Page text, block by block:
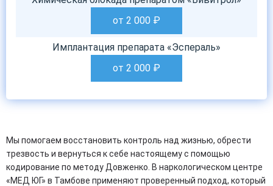
от 2 000 ₽
Имплантация препарата «Эспераль»
от 2 000 ₽
Мы помогаем восстановить контроль над жизнью, обрести
трезвость и вернуться к себе настоящему с помощью
кодирование по методу Довженко. В наркологическом центре
«МЕД ЮГ» в Тамбове применяют проверенный подход, который